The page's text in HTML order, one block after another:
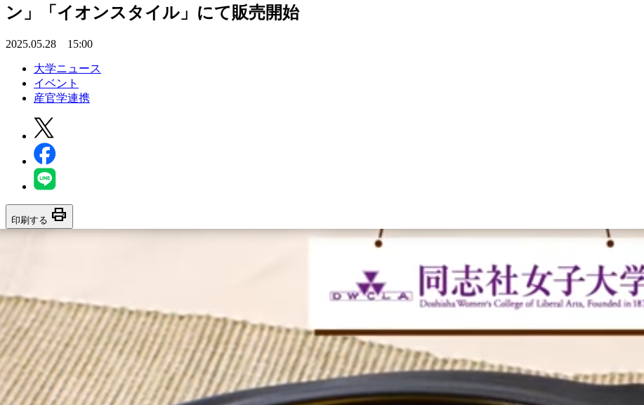
ン」「イオンスタイル」にて販売開始
2025.05.28 15:00
大学ニュース
イベント
産官学連携
印刷する print